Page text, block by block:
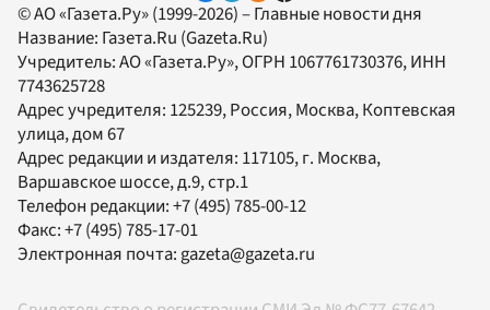
© АО «Газета.Ру» (1999-2026) – Главные новости дня
Название: Газета.Ru (Gazeta.Ru)
Учредитель:АО «Газета.Ру», ОГРН 1067761730376, ИНН
7743625728
Адрес учредителя: 125239, Россия, Москва, Коптевская
улица, дом 67
Адрес редакции и издателя: 117105, г. Москва,
Варшавское шоссе, д.9, стр.1
Телефон редакции:+7 (495) 785-00-12
Факс:+7 (495) 785-17-01
Электронная почта:gazeta@gazeta.ru